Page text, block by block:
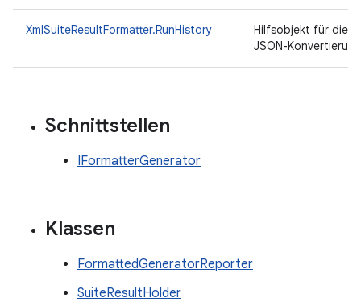
XmlSuiteResultFormatter.RunHistory
Hilfsobjekt für die
JSON-
Schnittstellen
IFormatterGenerator
Klassen
FormattedGeneratorReporter
SuiteResultHolder